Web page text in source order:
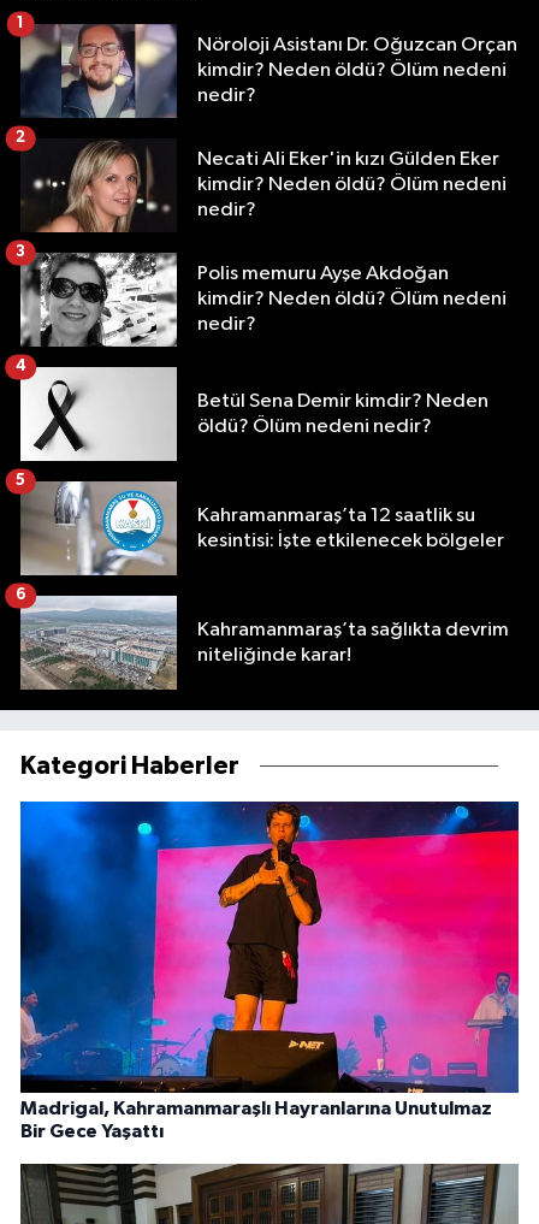
Nöroloji Asistanı Dr. Oğuzcan Orçan
kimdir? Neden öldü? Ölüm nedeni
nedir?
1
Necati Ali Eker'in kızı Gülden Eker
kimdir? Neden öldü? Ölüm nedeni
nedir?
2
Polis memuru Ayşe Akdoğan
kimdir? Neden öldü? Ölüm nedeni
nedir?
3
Betül Sena Demir kimdir? Neden
öldü? Ölüm nedeni nedir?
4
Kahramanmaraş’ta 12 saatlik su
kesintisi: İşte etkilenecek bölgeler
5
Kahramanmaraş’ta sağlıkta devrim
niteliğinde karar!
6
Kategori Haberler
Madrigal, Kahramanmaraşlı Hayranlarına Unutulmaz
Bir Gece Yaşattı